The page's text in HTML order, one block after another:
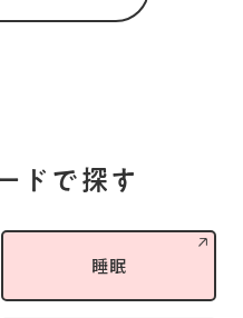
ドで探す
睡眠